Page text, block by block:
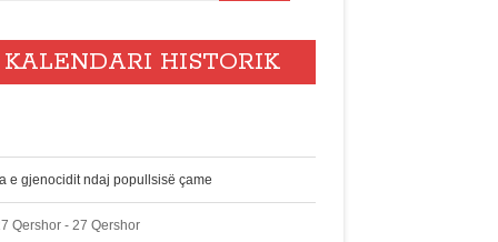
KALENDARI HISTORIK
e gjenocidit ndaj popullsisë çame
Qershor - 27 Qershor